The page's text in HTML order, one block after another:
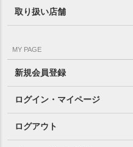
取り扱い店舗
MY PAGE
新規会員登録
ログイン・マイページ
ログアウト